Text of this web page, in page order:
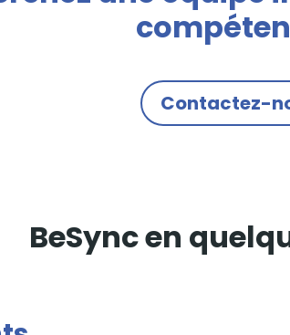
Contactez-
BeSync en